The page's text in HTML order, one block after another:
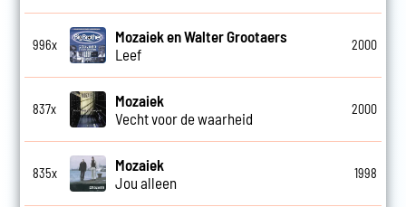
996x
Mozaiek en Walter Grootaers
Leef
2000
837x
Mozaiek
Vecht voor de waarheid
2000
835x
Mozaiek
Jou alleen
1998